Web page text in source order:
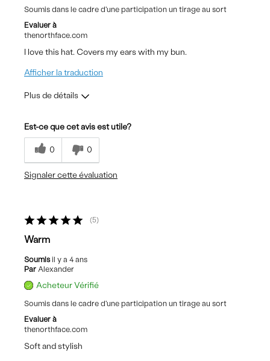
Soumis dans le cadre d'une participation un tirage au sort
Evaluer à
thenorthface.com
I love this hat. Covers my ears with my bun.
Afficher la traduction
Plus de détails
Casual Wear
Travel
Est-ce que cet avis est utile?
0 0
Signaler cette évaluation
5
Warm
Soumisil y a 4 ans
Par Alexander
Acheteur Vérifié
Soumis dans le cadre d'une participation un tirage au sort
Evaluer à
thenorthface.com
Soft and stylish